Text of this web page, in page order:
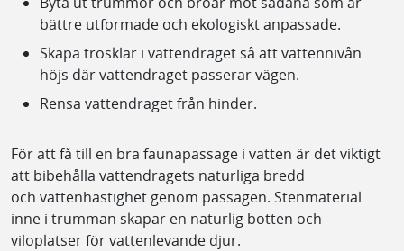
bättre utformade och ekologiskt anpassade.
Skapa trösklar i vattendraget så att vattennivån
höjs där vattendraget passerar vägen.
Rensa vattendraget från hinder.
För att få till en bra faunapassage i vatten är det viktigt
att bibehålla vattendragets naturliga bredd
och vattenhastighet genom passagen. Stenmaterial
inne i trumman skapar en naturlig botten och
viloplatser för vattenlevande djur.